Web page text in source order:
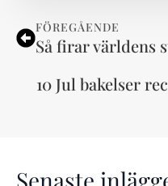
FÖREGÅENDE
Så firar världens
10 Jul bakelser
Senaste